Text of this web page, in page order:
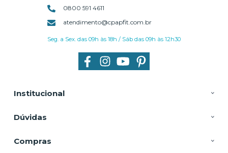
Institucional
Dúvidas
Compras
0800 591 4611
atendimento@cpapfit.com.br
Seg. a Sex. das 09h às 18h / Sáb das 09h às 12h30